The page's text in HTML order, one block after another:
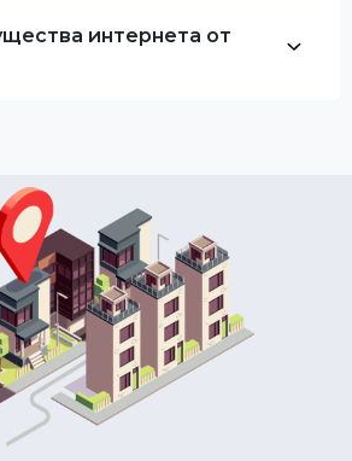
интернета от